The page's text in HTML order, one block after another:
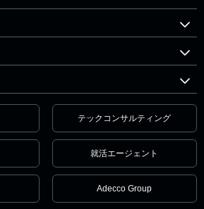
テックコンサルティング
就活エージェント
Adecco Group